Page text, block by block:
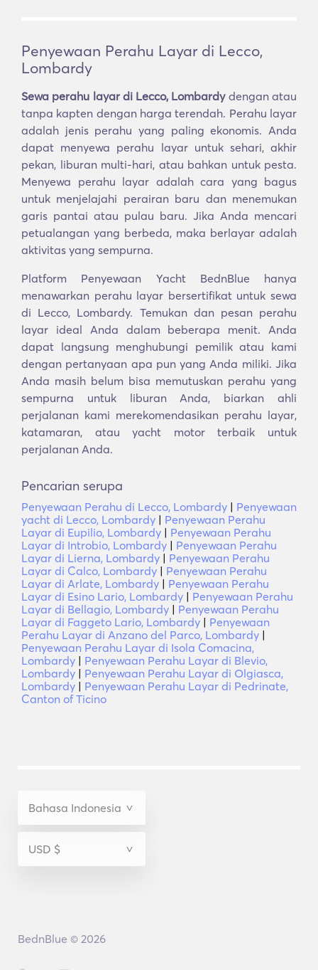
Penyewaan Perahu Layar di Lecco,
Lombardy
Sewa perahu layar di Lecco, Lombardydengan atau
tanpa kapten dengan harga terendah. Perahu layar
adalah jenis perahu yang paling ekonomis. Anda
dapat menyewa perahu layar untuk sehari, akhir
pekan, liburan multi-hari, atau bahkan untuk pesta.
Menyewa perahu layar adalah cara yang bagus
untuk menjelajahi perairan baru dan menemukan
garis pantai atau pulau baru. Jika Anda mencari
petualangan yang berbeda, maka berlayar adalah
aktivitas yang sempurna.
Platform Penyewaan Yacht BednBlue hanya
menawarkan perahu layar bersertifikat untuk sewa
di Lecco, Lombardy. Temukan dan pesan perahu
layar ideal Anda dalam beberapa menit. Anda
dapat langsung menghubungi pemilik atau kami
dengan pertanyaan apa pun yang Anda miliki. Jika
Anda masih belum bisa memutuskan perahu yang
sempurna untuk liburan Anda, biarkan ahli
perjalanan kami merekomendasikan perahu layar,
katamaran, atau yacht motor terbaik untuk
perjalanan Anda.
Pencarian serupa
Penyewaan Perahu di Lecco, Lombardy | Penyewaan
yacht di Lecco, Lombardy | Penyewaan Perahu
Layar di Eupilio, Lombardy | Penyewaan Perahu
Layar di Introbio, Lombardy | Penyewaan Perahu
Layar di Lierna, Lombardy | Penyewaan Perahu
Layar di Calco, Lombardy | Penyewaan Perahu
Layar di Arlate, Lombardy | Penyewaan Perahu
Layar di Esino Lario, Lombardy | Penyewaan Perahu
Layar di Bellagio, Lombardy | Penyewaan Perahu
Layar di Faggeto Lario, Lombardy | Penyewaan
Perahu Layar di Anzano del Parco, Lombardy |
Penyewaan Perahu Layar di Isola Comacina,
Lombardy | Penyewaan Perahu Layar di Blevio,
Lombardy | Penyewaan Perahu Layar di Olgiasca,
Lombardy | Penyewaan Perahu Layar di Pedrinate,
Canton of Ticino
BednBlue © 2026